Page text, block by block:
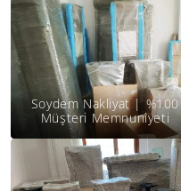
Soydem Nakliyat | %100
Müşteri Memnuniyeti